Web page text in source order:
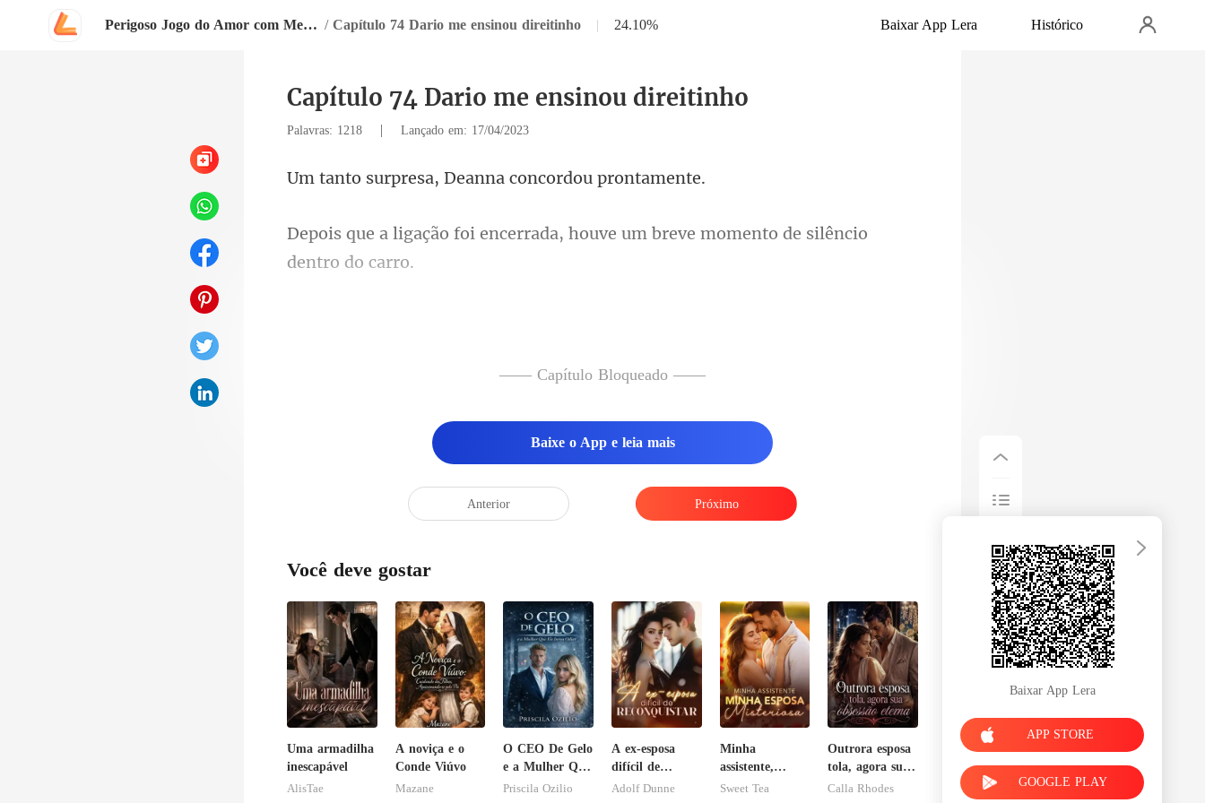
Perigoso Jogo do Amor com Meu Chefe / Capítulo 74 Dario me ensinou direitinho | 24.10% Baixar App Lera Histórico
Capítulo 74 Dario me ensinou direitinho
Palavras: 1218 | Lançado em: 17/04/2023
a, Deanna concor
rrada, houve um breve momento
—— Capítulo Bloqueado ——
Baixe o App e leia mais
Anterior Próximo
Você deve gostar
Uma armadilha
inescapável
AlisTae
A noviça e o
Conde Viúvo
Mazane
O CEO De Gelo
e a Mulher Que
Ele Jurou
Priscila Ozilio
A ex-esposa
difícil de
reconquistar
Adolf Dunne
Minha
assistente,
minha esposa
Sweet Tea
Outrora esposa
tola, agora sua
obsessão eterna
Calla Rhodes
Baixar App Lera
APP STORE
GOOGLE PLAY